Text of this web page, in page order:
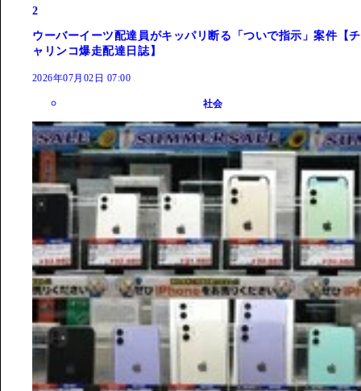
2
ウーバーイーツ配達員がキッパリ断る「ついで指示」案件【チ
ャリンコ爆走配達日誌】
2026年07月02日 07:00
社会